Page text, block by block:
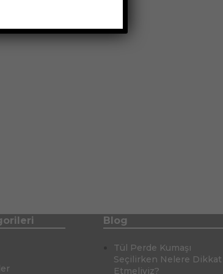
Blog
Tül Perde Kumaşı
Seçilirken Nelere Dikkat
Etmeliyiz?